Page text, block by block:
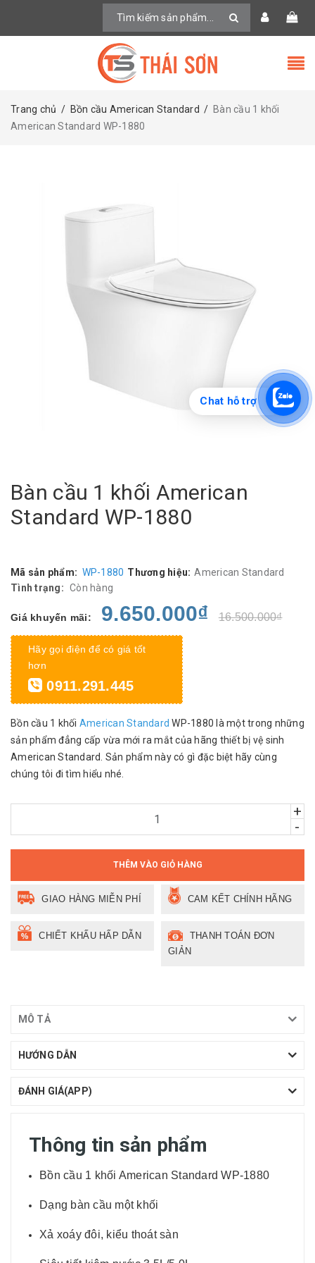
Trang chủ / Bồn cầu American Standard / Bàn cầu 1 khối
American Standard WP-1880
Bàn cầu 1 khối American
Standard WP-1880
Mã sản phẩm: WP-1880 Thương hiệu: American Standard
Tình trạng: Còn hàng
Giá khuyến mãi: 9.650.000₫ 16.500.000₫
Hãy gọi điện để có giá tốt
hơn
0911.291.445
Bồn cầu 1 khối American Standard WP-1880 là một trong những
sản phẩm đẳng cấp vừa mới ra mắt của hãng thiết bị vệ sinh
American Standard. Sản phẩm này có gì đặc biệt hãy cùng
chúng tôi đi tìm hiểu nhé.
+
-
THÊM VÀO GIỎ HÀNG
GIAO HÀNG MIỄN PHÍ CAM KẾT CHÍNH HÃNG
CHIẾT KHẤU HẤP DẪN
THANH TOÁN ĐƠN
GIẢN
MÔ TẢ
HƯỚNG DẪN
ĐÁNH GIÁ(APP)
Thông tin sản phẩm
Bồn cầu 1 khối American Standard WP-1880
Dạng bàn cầu một khối
Xả xoáy đôi, kiểu thoát sàn
Chat hỗ trợ